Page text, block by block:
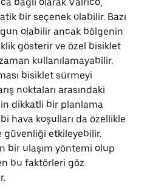
bir seçenek olabilir. Bazı
olabilir ancak bölgenin
gösterir ve özel bisiklet
kullanılamayabilir.
bisiklet sürmeyi
noktaları arasındaki
dikkatli bir planlama
hava koşulları da özellikle
güvenliği etkileyebilir.
bir ulaşım yöntemi olup
bu faktörleri göz